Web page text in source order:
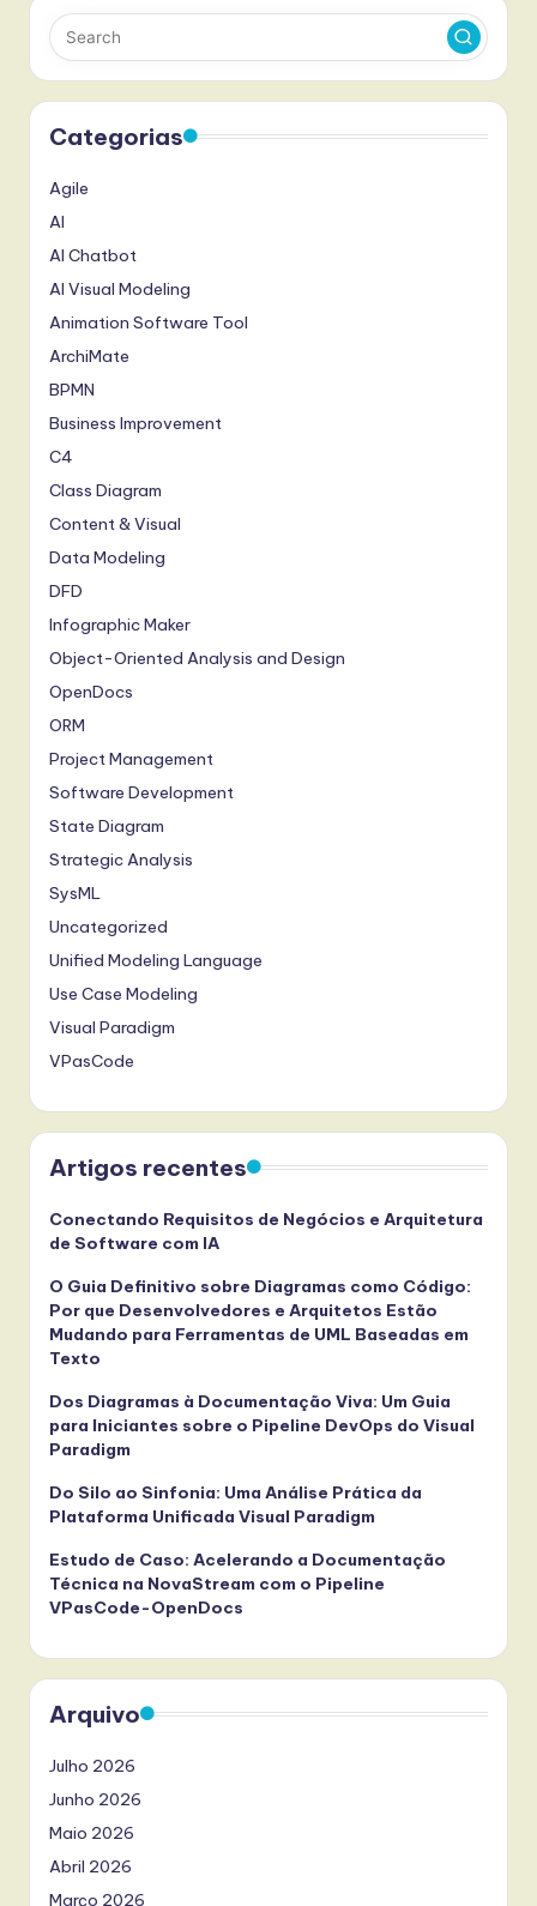
Categorias
Agile
AI
AI Chatbot
AI Visual Modeling
Animation Software Tool
ArchiMate
BPMN
Business Improvement
C4
Class Diagram
Content & Visual
Data Modeling
DFD
Infographic Maker
Object-Oriented Analysis and Design
OpenDocs
ORM
Project Management
Software Development
State Diagram
Strategic Analysis
SysML
Uncategorized
Unified Modeling Language
Use Case Modeling
Visual Paradigm
VPasCode
Artigos recentes
Conectando Requisitos de Negócios e Arquitetura
de Software com IA
O Guia Definitivo sobre Diagramas como Código:
Por que Desenvolvedores e Arquitetos Estão
Mudando para Ferramentas de UML Baseadas em
Texto
Dos Diagramas à Documentação Viva: Um Guia
para Iniciantes sobre o Pipeline DevOps do Visual
Paradigm
Do Silo ao Sinfonia: Uma Análise Prática da
Plataforma Unificada Visual Paradigm
Estudo de Caso: Acelerando a Documentação
Técnica na NovaStream com o Pipeline
VPasCode-OpenDocs
Arquivo
Julho 2026
Junho 2026
Maio 2026
Abril 2026
Março 2026